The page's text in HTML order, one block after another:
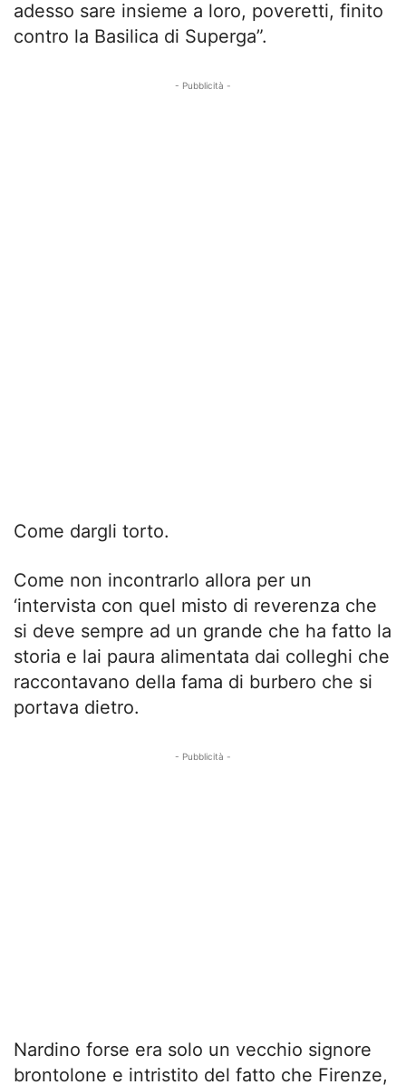
adesso sare insieme a loro, poveretti, finito
contro la Basilica di Superga”.
- Pubblicità -
Come dargli torto.
Come non incontrarlo allora per un
‘intervista con quel misto di reverenza che
si deve sempre ad un grande che ha fatto la
storia e lai paura alimentata dai colleghi che
raccontavano della fama di burbero che si
portava dietro.
- Pubblicità -
Nardino forse era solo un vecchio signore
brontolone e intristito del fatto che Firenze,